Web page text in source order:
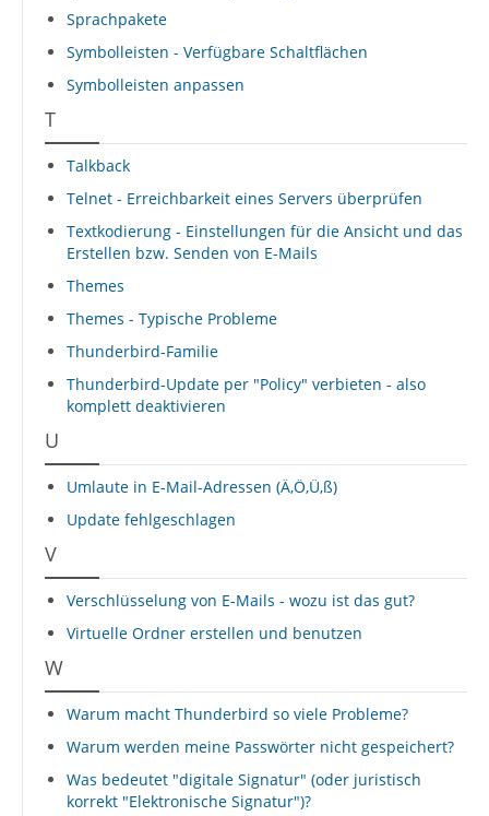
Sprachpakete
Symbolleisten - Verfügbare Schaltflächen
Symbolleisten anpassen
T
Talkback
Telnet - Erreichbarkeit eines Servers überprüfen
Textkodierung - Einstellungen für die Ansicht und das
Erstellen bzw. Senden von E-Mails
Themes
Themes - Typische Probleme
Thunderbird-Familie
Thunderbird-Update per "Policy" verbieten - also
komplett deaktivieren
U
Umlaute in E-Mail-Adressen (Ä,Ö,Ü,ß)
Update fehlgeschlagen
V
Verschlüsselung von E-Mails - wozu ist das gut?
Virtuelle Ordner erstellen und benutzen
W
Warum macht Thunderbird so viele Probleme?
Warum werden meine Passwörter nicht gespeichert?
Was bedeutet "digitale Signatur" (oder juristisch
korrekt "Elektronische Signatur")?